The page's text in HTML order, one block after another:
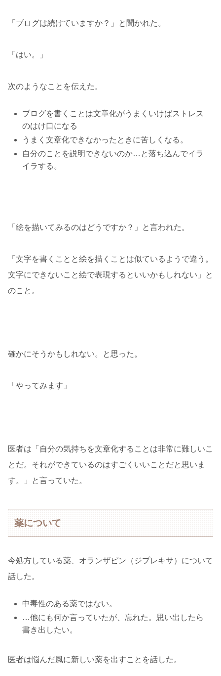
「ブログは続けていますか？」と聞かれた。
「はい。」
次のようなことを伝えた。
ブログを書くことは文章化がうまくいけばストレス
のはけ口になる
うまく文章化できなかったときに苦しくなる。
自分のことを説明できないのか…と落ち込んでイラ
イラする。
「絵を描いてみるのはどうですか？」と言われた。
「文字を書くことと絵を描くことは似ているようで違う。
文字にできないこと絵で表現するといいかもしれない」と
のこと。
確かにそうかもしれない。と思った。
「やってみます」
医者は「自分の気持ちを文章化することは非常に難しいこ
とだ。それができているのはすごくいいことだと思いま
す。」と言っていた。
薬について
今処方している薬、オランザピン（ジプレキサ）について
話した。
中毒性のある薬ではない。
…他にも何か言っていたが、忘れた。思い出したら
書き出したい。
医者は悩んだ風に新しい薬を出すことを話した。